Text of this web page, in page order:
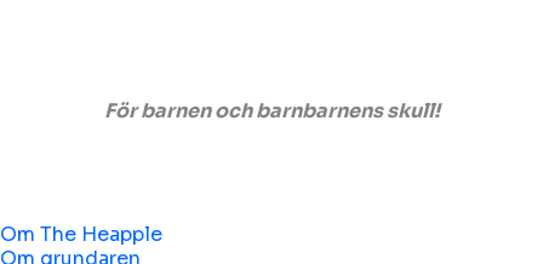
För barnen och barnbarnens skull!
Om The Heapple
Om grundaren